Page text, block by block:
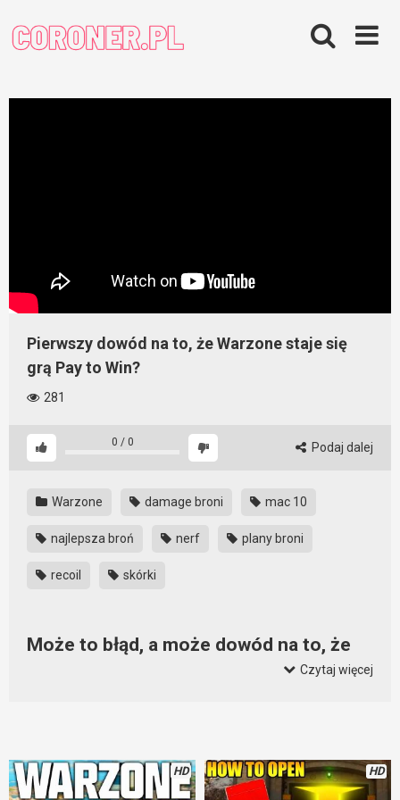
content
Pierwszy dowód na to, że Warzone staje się
grą Pay to Win?
281
0 / 0 Podaj dalej
Warzone damage broni mac 10
najlepsza broń nerf plany broni
recoil skórki
Może to błąd, a może dowód na to, że
Warzone staje się Pay To Win?
wiele. Chyba nie słuchają graczy. Ba, myślą tylko o kasie. I nie
byłoby nić w tym złego, gdyby nie sposób realizacji tego celu.
Czytaj więcej
HD HD